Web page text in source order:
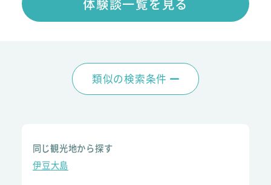
体験談一覧を見る
類似の検索条件
同じ観光地から探す
伊豆大島